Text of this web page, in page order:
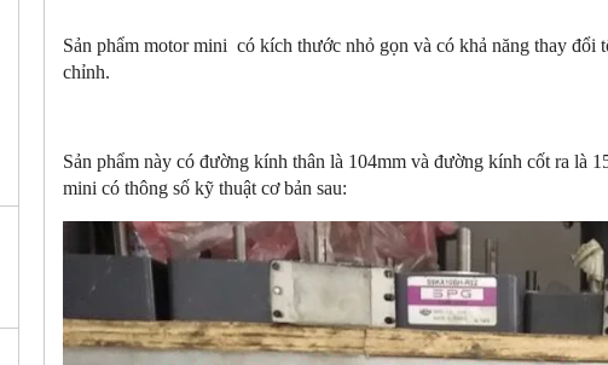
Sản phẩm motor mini có kích thước nhỏ gọn và có khả năng thay đổi
chỉnh.
Sản phẩm này có đường kính thân là 104mm và đường kính cốt ra là
mini có thông số kỹ thuật cơ bản sau: